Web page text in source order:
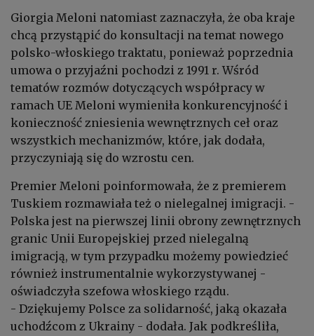
Giorgia Meloni natomiast zaznaczyła, że oba kraje
chcą przystąpić do konsultacji na temat nowego
polsko-włoskiego traktatu, ponieważ poprzednia
umowa o przyjaźni pochodzi z 1991 r.Wśród
tematów rozmów dotyczących współpracy w
ramach UE Meloni wymieniła konkurencyjność i
konieczność zniesienia wewnętrznych ceł oraz
wszystkich mechanizmów, które, jak dodała,
przyczyniają się do wzrostu cen.
Premier Meloni poinformowała, że z premierem
Tuskiem rozmawiała też o nielegalnej imigracji. -
Polska jest na pierwszej linii obrony zewnętrznych
granic Unii Europejskiej przed nielegalną
imigracją, w tym przypadku możemy powiedzieć
również instrumentalnie wykorzystywanej -
oświadczyła szefowa włoskiego rządu.
- Dziękujemy Polsce za solidarność, jaką okazała
uchodźcom z Ukrainy - dodała. Jak podkreśliła,